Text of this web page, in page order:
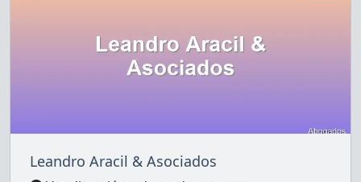
Leandro Aracil & Asociados